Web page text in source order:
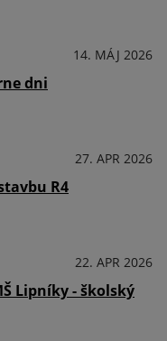
14. MÁJ 2026
dni
27. APR 2026
R4
22. APR 2026
Lipníky - školský